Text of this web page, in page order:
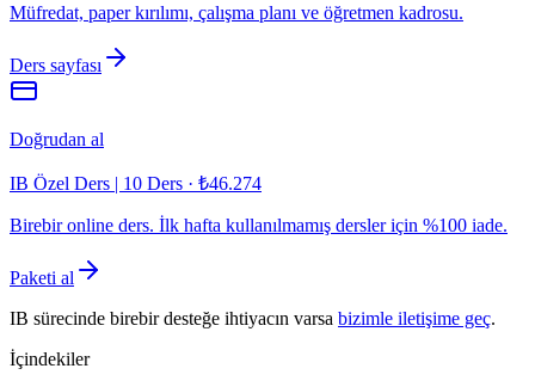
Müfredat, paper kırılımı, çalışma planı ve öğretmen kadrosu.
Ders sayfası
Doğrudan al
IB Özel Ders | 10 Ders · ₺46.274
Birebir online ders. İlk hafta kullanılmamış dersler için %100 iade.
Paketi al
IB sürecinde birebir desteğe ihtiyacın varsa bizimle iletişime geç.
İçindekiler